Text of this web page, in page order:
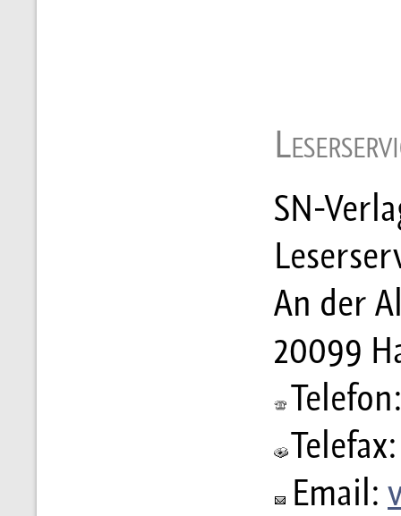
SN-
An der
20099
Email: